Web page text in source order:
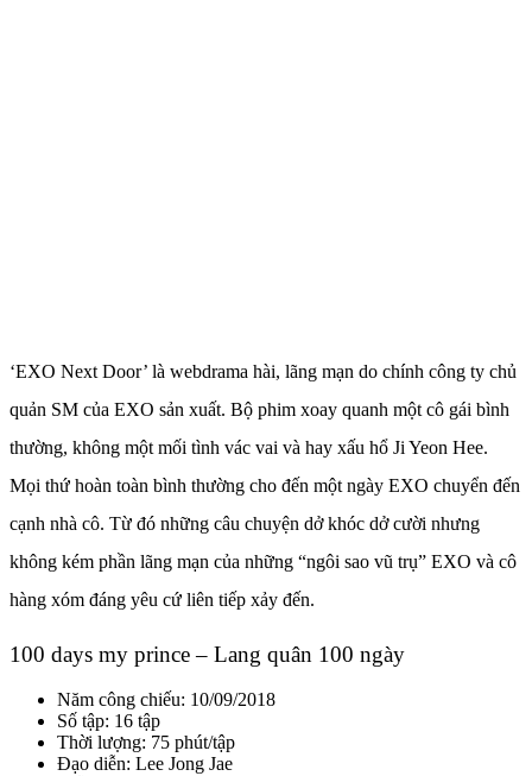
‘EXO Next Door’ là webdrama hài, lãng mạn do chính công ty chủ
quản SM của EXO sản xuất. Bộ phim xoay quanh một cô gái bình
thường, không một mối tình vác vai và hay xấu hổ Ji Yeon Hee.
Mọi thứ hoàn toàn bình thường cho đến một ngày EXO chuyển đến
cạnh nhà cô. Từ đó những câu chuyện dở khóc dở cười nhưng
không kém phần lãng mạn của những “ngôi sao vũ trụ” EXO và cô
hàng xóm đáng yêu cứ liên tiếp xảy đến.
100 days my prince – Lang quân 100 ngày
Năm công chiếu: 10/09/2018
Số tập: 16 tập
Thời lượng: 75 phút/tập
Đạo diễn: Lee Jong Jae